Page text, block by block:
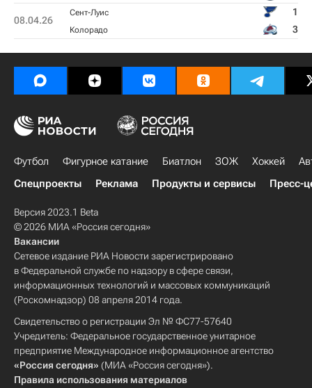
08.04.26
Сент-Луис 1
Колорадо 3
Футбол Фигурное катание Биатлон ЗОЖ Хоккей
Спецпроекты
Реклама Продукты и сервисы Пресс-
Версия 2023.1 Beta
© 2026 МИА «Россия сегодня»
Вакансии
Сетевое издание РИА Новости зарегистрировано
в Федеральной службе по надзору в сфере связи,
информационных технологий и массовых коммуникаций
(Роскомнадзор) 08 апреля 2014 года.
Свидетельство о регистрации Эл № ФС77-57640
Учредитель: Федеральное государственное унитарное
предприятие Международное информационное агентство
«Россия сегодня» (МИА «Россия сегодня»).
Правила использования материалов